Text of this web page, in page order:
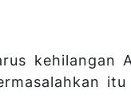
kehilangan